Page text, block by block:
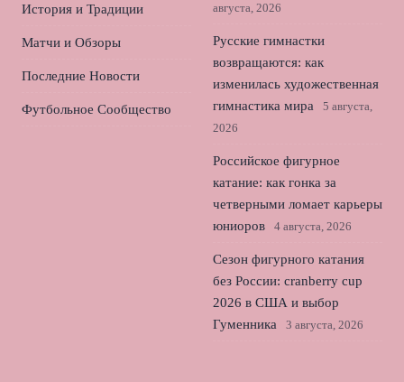
История и Традиции
Матчи и Обзоры
Последние Новости
Футбольное Сообщество
августа, 2026
Русские гимнастки
возвращаются: как
изменилась художественная
гимнастика мира
5 августа,
2026
Российское фигурное
катание: как гонка за
четверными ломает карьеры
юниоров
4 августа, 2026
Сезон фигурного катания
без России: cranberry cup
2026 в США и выбор
Гуменника
3 августа, 2026